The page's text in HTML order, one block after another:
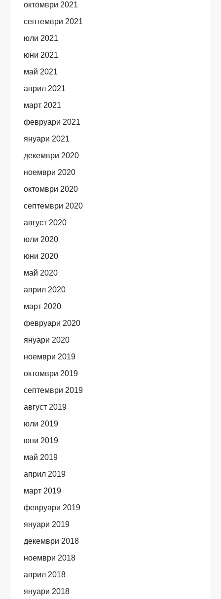
октомври 2021
септември 2021
юли 2021
юни 2021
май 2021
април 2021
март 2021
февруари 2021
януари 2021
декември 2020
ноември 2020
октомври 2020
септември 2020
август 2020
юли 2020
юни 2020
май 2020
април 2020
март 2020
февруари 2020
януари 2020
ноември 2019
октомври 2019
септември 2019
август 2019
юли 2019
юни 2019
май 2019
април 2019
март 2019
февруари 2019
януари 2019
декември 2018
ноември 2018
април 2018
януари 2018